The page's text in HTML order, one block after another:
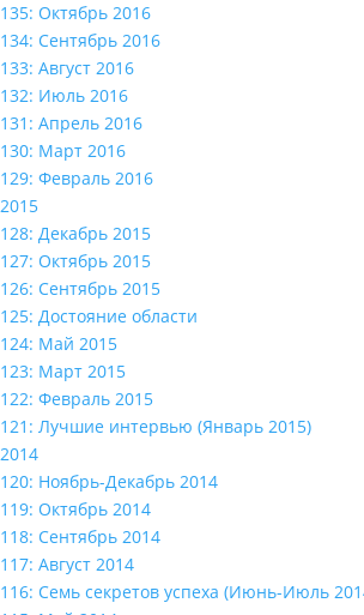
135: Октябрь 2016
134: Сентябрь 2016
133: Август 2016
132: Июль 2016
131: Апрель 2016
130: Март 2016
129: Февраль 2016
2015
128: Декабрь 2015
127: Октябрь 2015
126: Сентябрь 2015
125: Достояние области
124: Май 2015
123: Март 2015
122: Февраль 2015
121: Лучшие интервью (Январь 2015)
2014
120: Ноябрь-Декабрь 2014
119: Октябрь 2014
118: Сентябрь 2014
117: Август 2014
116: Семь секретов успеха (Июнь-Июль